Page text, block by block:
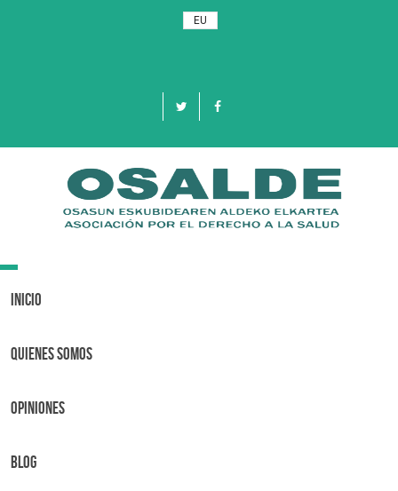
EU
Toggle
Inicio
Quienes Somos
OPINIONES
BLOG